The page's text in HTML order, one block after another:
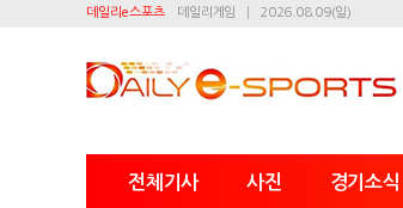
데일리e스포츠 데일리게임 2026.08.09(일)
전체기사 사진 경기소식